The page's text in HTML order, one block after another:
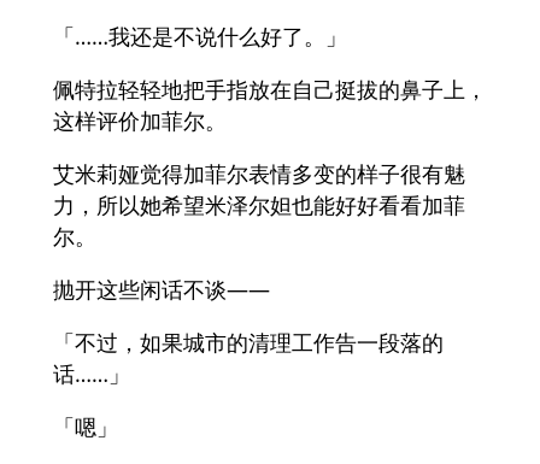
「……我还是不说什么好了。」
佩特拉轻轻地把手指放在自己挺拔的鼻子上，
这样评价加菲尔。
艾米莉娅觉得加菲尔表情多变的样子很有魅
力，所以她希望米泽尔妲也能好好看看加菲
尔。
抛开这些闲话不谈——
「不过，如果城市的清理工作告一段落的
话……」
「嗯」